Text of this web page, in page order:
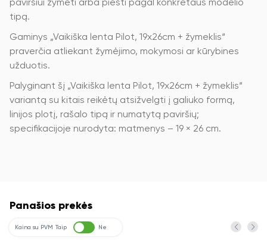
paviršiui žymėti arba piešti pagal konkretaus modelio
tipą.
Gaminys „Vaikiška lenta Pilot, 19x26cm + žymeklis“
praverčia atliekant žymėjimo, mokymosi ar kūrybines
užduotis.
Palyginant šį „Vaikiška lenta Pilot, 19x26cm + žymeklis“
variantą su kitais reikėtų atsižvelgti į galiuko formą,
linijos plotį, rašalo tipą ir numatytą paviršių;
specifikacijoje nurodyta: matmenys – 19 × 26 cm.
Panašios prekės
Kaina su PVM Taip Ne